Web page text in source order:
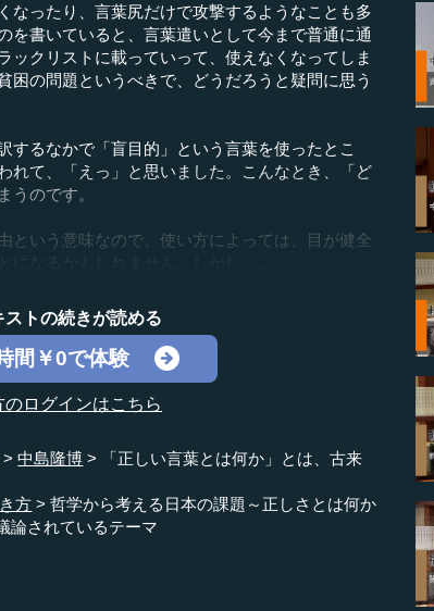
なったり、言葉尻だけで攻撃するようなことも多
を書いていると、言葉遣いとして今まで普通に通
ックリストに載っていって、使えなくなってしま
困の問題というべきで、どうだろうと疑問に思う
るなかで「盲目的」という言葉を使ったとこ
れて、「えっ」と思いました。こんなとき、「ど
うのです。
いう意味なので、使い方によっては、目が健全
ストの続きが読める
間￥0で体験
のログインはこちら
中島隆博
「正しい言葉とは何か」とは、古来
方
哲学から考える日本の課題～正しさとは何か
論されているテーマ